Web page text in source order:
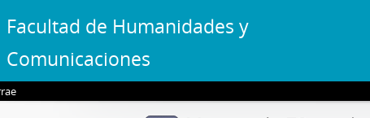
Facultad de Humanidades y
Comunicaciones